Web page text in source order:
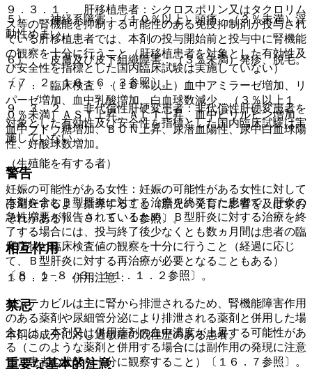
９．３．１． 肝移植患者：シクロスポリン又はタクロリム
ス等の腎機能を抑制する可能性のある免疫抑制剤が投与され
ている肝移植患者では、本剤の投与開始前と投与中に腎機能
の観察を十分に行うこと（肝移植患者を対象とした有効性及
び安全性を指標とした国内臨床試験は実施していない）
〔７．２、１６．６．３参照〕。
９．３．２． 非代償性肝硬変患者：非代償性肝硬変患者を
対象とした有効性及び安全性を指標とした国内臨床試験は実
施していない。
（生殖能を有する者）
妊娠の可能性がある女性：妊娠の可能性がある女性に対して
は避妊するよう指導すること（胎児の発育に影響を及ぼすお
それがある）〔９．５．１参照〕。
相互作用
１０．２． 併用注意：
エンテカビルは主に腎から排泄されるため、腎機能障害作用
のある薬剤や尿細管分泌により排泄される薬剤と併用した場
合には、本剤又は併用薬剤の血中濃度が上昇する可能性があ
る（このような薬剤と併用する場合には副作用の発現に注意
し、患者の状態を十分に観察すること）〔１６．７参照〕。
５）． 神経系障害：（１０％以上）頭痛、（３％未満）浮
動性めまい。
６）． 皮膚及び皮下組織障害：（３％未満）発疹、脱毛。
７）． 臨床検査：（１０％以上）血中アミラーゼ増加、リ
パーゼ増加、血中乳酸増加、白血球数減少、（３％以上１
０％未満）ＡＳＴ上昇、ＡＬＴ上昇、血中ビリルビン増加、
血中ブドウ糖増加、ＢＵＮ上昇、尿潜血陽性、尿中白血球陽
性、好酸球数増加。
警告
本剤を含むＢ型肝炎に対する治療を終了した患者で、肝炎の
急性増悪が報告されているため、Ｂ型肝炎に対する治療を終
了する場合には、投与終了後少なくとも数ヵ月間は患者の臨
床症状と臨床検査値の観察を十分に行うこと（経過に応じ
て、Ｂ型肝炎に対する再治療が必要となることもある）
〔８．１−８．３、１１．１．２参照〕。
禁忌
本剤の成分に対し過敏症の既往歴のある患者。
重要な基本的注意